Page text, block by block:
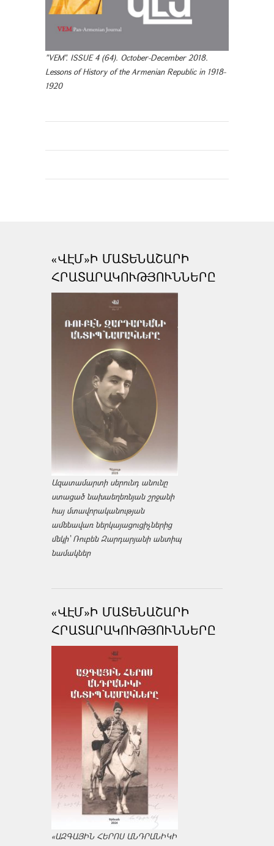
"VEM". ISSUE 4 (64). October-December 2018.
Lessons of History of the Armenian Republic in 1918-
1920
«ՎԷՄ»Ի ՄԱՏԵՆԱՇԱՐԻ
ՀՐԱՏԱՐԱԿՈՒԹՅՈՒՆՆԵՐԸ
Ազատամարտի սերունդ անունը
ստացած նախաեղեռնյան շրջանի
հայ մտավորականության
ամենավառ ներկայացուցիչներից
մեկի՝ Ռուբեն Զարդարյանի անտիպ
նամակներ
«ՎԷՄ»Ի ՄԱՏԵՆԱՇԱՐԻ
ՀՐԱՏԱՐԱԿՈՒԹՅՈՒՆՆԵՐԸ
«ԱԶԳԱՅԻՆ ՀԵՐՈՍ ԱՆԴՐԱՆԻԿԻ